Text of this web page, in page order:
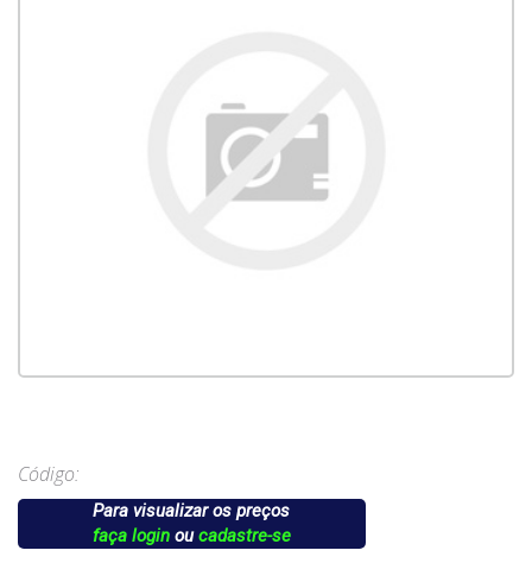
Código:
Para visualizar os preços
faça loginoucadastre-se